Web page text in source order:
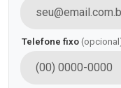
Telefone fixo